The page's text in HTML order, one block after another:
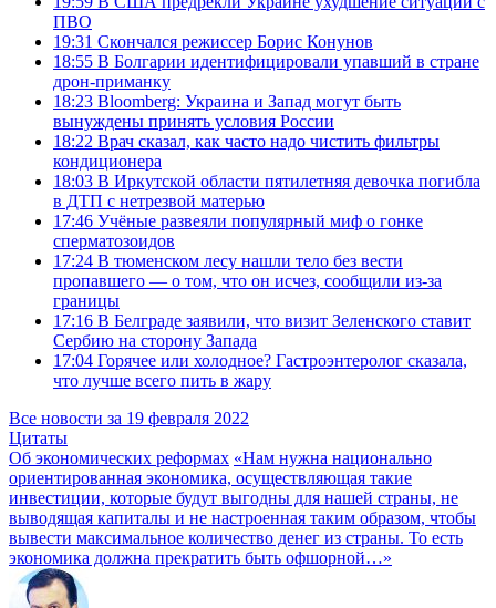
ПВО
19:31 Скончался режиссер Борис Конунов
18:55 В Болгарии идентифицировали упавший в стране
дрон-приманку
18:23 Bloomberg: Украина и Запад могут быть
вынуждены принять условия России
18:22 Врач сказал, как часто надо чистить фильтры
кондиционера
18:03 В Иркутской области пятилетняя девочка погибла
в ДТП с нетрезвой матерью
17:46 Учёные развеяли популярный миф о гонке
сперматозоидов
17:24 В тюменском лесу нашли тело без вести
пропавшего — о том, что он исчез, сообщили из-за
границы
17:16 В Белграде заявили, что визит Зеленского ставит
Сербию на сторону Запада
17:04 Горячее или холодное? Гастроэнтеролог сказала,
что лучше всего пить в жару
Все новости за 19 февраля 2022
Цитаты
Об экономических реформах «Нам нужна национально
ориентированная экономика, осуществляющая такие
инвестиции, которые будут выгодны для нашей страны, не
выводящая капиталы и не настроенная таким образом, чтобы
вывести максимальное количество денег из страны. То есть
экономика должна прекратить быть офшорной…»